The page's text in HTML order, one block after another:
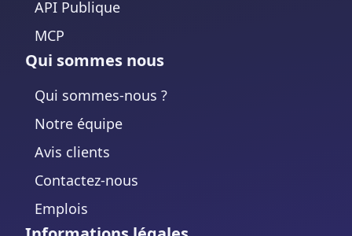
API Publique
MCP
Qui sommes nous
Qui sommes-nous ?
Notre équipe
Avis clients
Contactez-nous
Emplois